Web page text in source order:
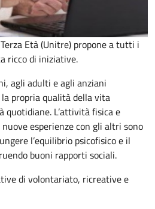
Età (Unitre) propone a tutti i
ricco di iniziative.
agli adulti e agli anziani
propria qualità della vita
L’attività fisica e
esperienze con gli altri sono
l’equilibrio psicofisico e il
buoni rapporti sociali.
di volontariato, ricreative e